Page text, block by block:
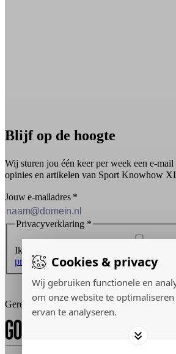
Cookies & privacy
Wij gebruiken functionele en
om onze website te
ervan te analyseren.
Blijf op de hoogte
Wij sturen jou één keer per week een e-
opinies en artikelen van Sport Knowhow
Jouw e-mailadres *
Privacyverklaring *
Ik ontvang graag de nieuwsbrief en ga
privacyverklaring.
Inschrijven
Gerealiseerd door: